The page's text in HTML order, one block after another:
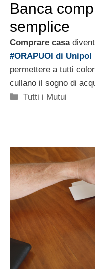
Banca
semplice
Comprare casa
#ORAPUOI di Unipol
permettere a tutti
cullano il sogno di
Categorie
Tutti i Mutui